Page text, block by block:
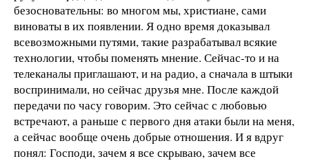
безосновательны: во многом мы, христиане, сами
виноваты в их появлении. Я одно время доказывал
всевозможными путями, такие разрабатывал всякие
технологии, чтобы поменять мнение. Сейчас-то и на
телеканалы приглашают, и на радио, а сначала в штыки
воспринимали, но сейчас друзья мне. После каждой
передачи по часу говорим. Это сейчас с любовью
встречают, а раньше с первого дня атаки были на меня,
а сейчас вообще очень добрые отношения. И я вдруг
понял: Господи, зачем я все скрываю, зачем все